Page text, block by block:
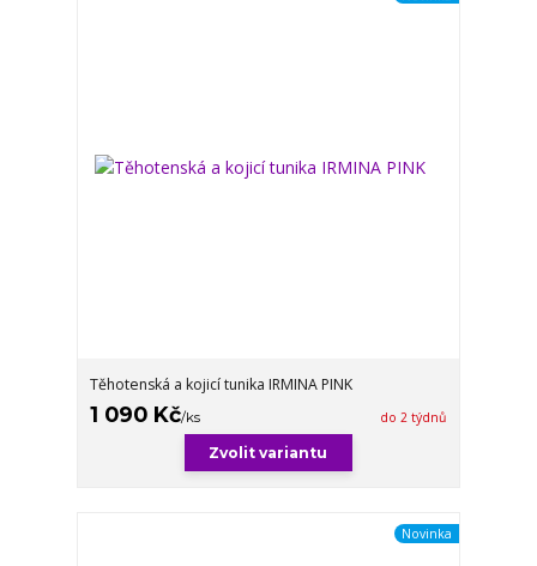
Těhotenská a kojicí tunika IRMINA PINK
1 090 Kč/ks do 2 týdnů
Zvolit variantu
Novinka